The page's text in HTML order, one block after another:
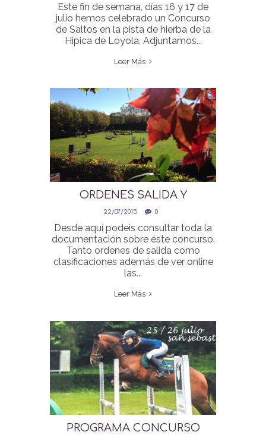
Este fin de semana, días 16 y 17 de
julio hemos celebrado un Concurso
de Saltos en la pista de hierba de la
Hipica de Loyola. Adjuntamos...
Leer Más
ORDENES SALIDA Y
CLASIFICACIONES ONLINE II
CONCURSO JULIO
22/07/2015 0
Desde aquí podeis consultar toda la
documentación sobre éste concurso.
Tanto ordenes de salida como
clasificaciones además de ver online
las...
Leer Más
PROGRAMA CONCURSO